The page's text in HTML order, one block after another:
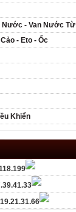
Nước - Van Nước Từ
- Eto - Ốc
Khiển